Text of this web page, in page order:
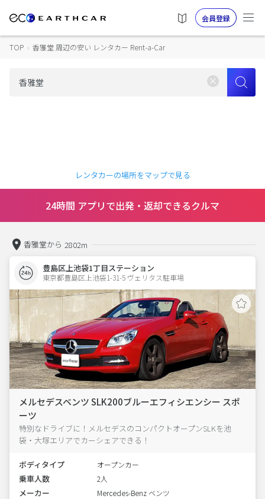
会員登録
TOP › 香雅堂 周辺の安い レンタカー Rent-a-Car
レンタカーの場所をマップで見る
24時間 アプリで出発・返却できるクルマ
香雅堂から 2802m
豊島区上池袋1丁目ステーション
東京都豊島区上池袋1-31-5 ヴェリタス駐車場
メルセデスベンツ SLK200ブルーエフィシエンシー スポ
ーツ
特別なドライブに！メルセデスのコンパクトオープンSLKを池
袋・大塚エリアでカーシェアできる！
ボディタイプ オープンカー
乗車人数 2人
メーカー Mercedes-Benz ベンツ